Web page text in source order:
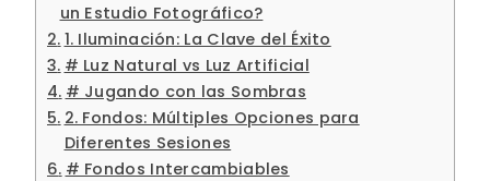
un Estudio Fotográfico?
1. Iluminación: La Clave del Éxito
# Luz Natural vs Luz Artificial
# Jugando con las Sombras
2. Fondos: Múltiples Opciones para
Diferentes Sesiones
# Fondos Intercambiables